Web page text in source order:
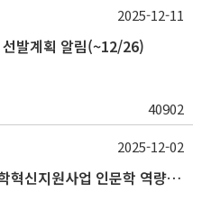
발계획 알림(~12/26)
40902
2025-12-11
(~12/5) 2025학년도 2학기 대학혁신지원사업 인문학 역량강화 국제학술대회 참가 경비 지원 안내(2차)
2025-12-02